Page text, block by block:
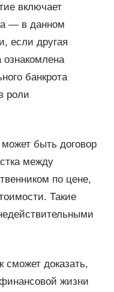
включает
— в данном
если другая
ознакомлена
банкрота
роли
быть договор
между
по цене,
Такие
сможет доказать,
жизни